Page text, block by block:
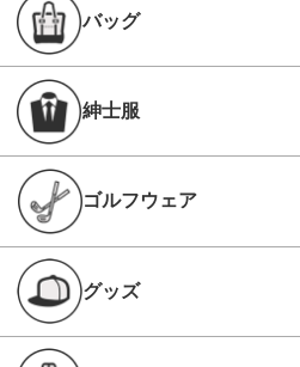
バッグ
紳士服
ゴルフウェア
グッズ